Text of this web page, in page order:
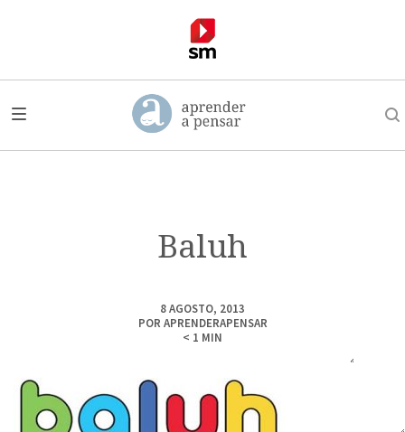
Baluh
8 AGOSTO, 2013
POR APRENDERAPENSAR
< 1 MIN